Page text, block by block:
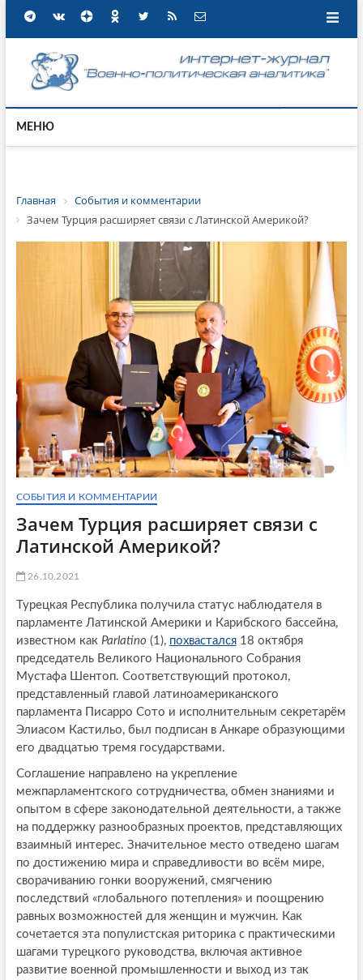
МЕНЮ
Главная
События и комментарии
Зачем Турция расширяет связи с Латинской Америкой?
СОБЫТИЯ И КОММЕНТАРИИ
Зачем Турция расширяет связи с
Латинской Америкой?
26.10.2021
Турецкая Республика получила статус наблюдателя в
парламенте Латинской Америки и Карибского бассейна,
известном как Parlatino (1), похвастался18 октября
председатель Великого Национального Собрания
Мустафа Шентоп. Соответствующий протокол,
представленный главой латиноамериканского
парламента Писарро Сото и исполнительным секретарём
Элиасом Кастильо, был подписан в Анкаре образующими
его двадцатью тремя государствами.
Соглашение направлено на укрепление
межпарламентского сотрудничества, обмен знаниями и
опытом в сфере законодательной деятельности, а также
на поддержку разнообразных проектов, представляющих
взаимный интерес. Значительное место отведено шагам
по достижению мира и справедливости во всём мире,
сворачиванию гонки вооружений, смягчению
последствий «глобального потепления» и поощрению
равных возможностей для женщин и мужчин. Как
сочетается эта популистская риторика с практическими
шагами турецкого руководства, включая активное
развитие военной промышленности и выход из так